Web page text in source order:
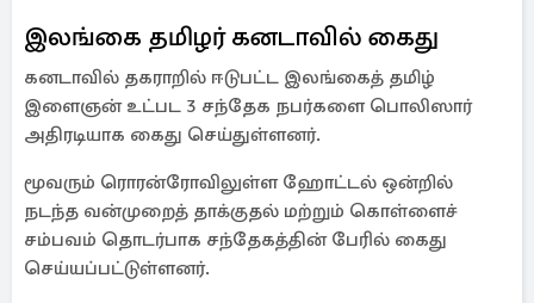
இலங்கை தமிழர் கனடாவில் கைது
கனடாவில் தகராறில் ஈடுபட்ட இலங்கைத் தமிழ்
இளைஞன் உட்பட 3 சந்தேக நபர்களை பொலிஸார்
அதிரடியாக கைது செய்துள்ளனர்.
மூவரும் ரொரன்ரோவிலுள்ள ஹோட்டல் ஒன்றில்
நடந்த வன்முறைத் தாக்குதல் மற்றும் கொள்ளைச்
சம்பவம் தொடர்பாக சந்தேகத்தின் பேரில் கைது
செய்யப்பட்டுள்ளனர்.